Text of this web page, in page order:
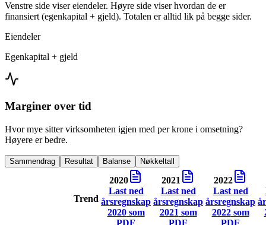
Venstre side viser eiendeler. Høyre side viser hvordan de er
finansiert (egenkapital + gjeld). Totalen er alltid lik på begge sider.
Eiendeler
Egenkapital + gjeld
Marginer over tid
Hvor mye sitter virksomheten igjen med per krone i omsetning?
Høyere er bedre.
Sammendrag Resultat Balanse Nøkkeltall
Trend
2020
Last ned
årsregnskap
2020som
PDF
2021
Last ned
årsregnskap
2021 som
PDF
2022
Last ned
årsregnskap
2022som
PDF